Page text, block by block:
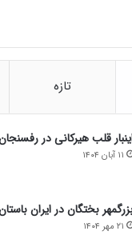
تازه
قلب هیرکانی در
۱۱ آبان ۱۴۰۴
بختگان در ایران
۲۱ مهر ۱۴۰۴